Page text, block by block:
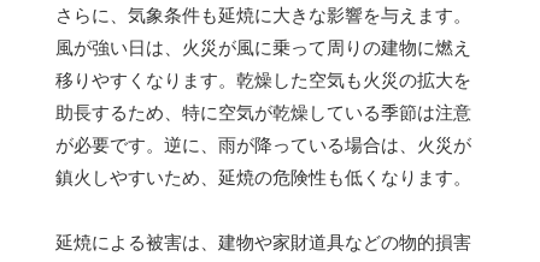
さらに、気象条件も延焼に大きな影響を与えます。
風が強い日は、火災が風に乗って周りの建物に燃え
移りやすくなります。乾燥した空気も火災の拡大を
助長するため、特に空気が乾燥している季節は注意
が必要です。逆に、雨が降っている場合は、火災が
鎮火しやすいため、延焼の危険性も低くなります。
延焼による被害は、建物や家財道具などの物的損害